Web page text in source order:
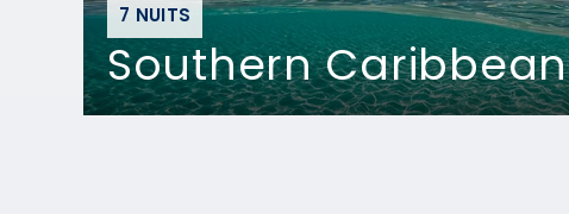
7 NUITS
Southern Caribbean